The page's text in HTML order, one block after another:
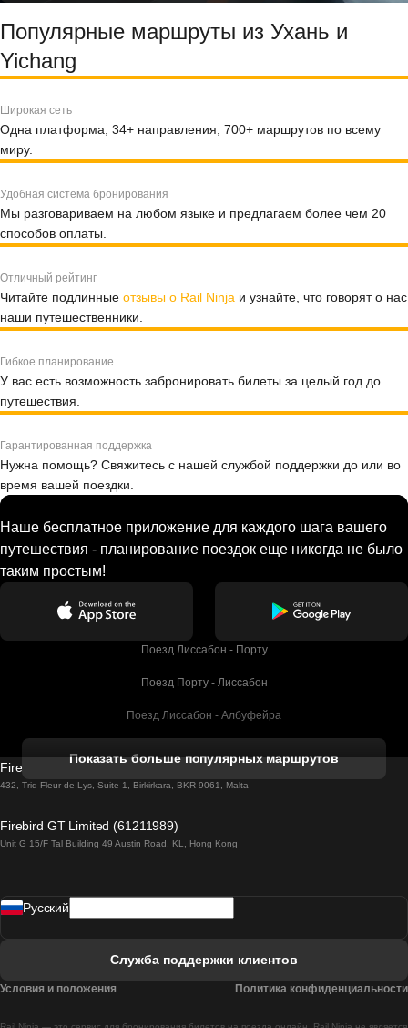
Популярные маршруты из Ухань и
Yichang
Широкая сеть
Одна платформа, 34+ направления, 700+ маршрутов по всему
миру.
Удобная система бронирования
Мы разговариваем на любом языке и предлагаем более чем 20
способов оплаты.
Отличный рейтинг
Читайте подлинные отзывы о Rail Ninja и узнайте, что говорят о нас
наши путешественники.
Гибкое планирование
У вас есть возможность забронировать билеты за целый год до
путешествия.
Гарантированная поддержка
Нужна помощь? Свяжитесь с нашей службой поддержки до или во
время вашей поездки.
Наше бесплатное приложение для каждого шага вашего
путешествия - планирование поездок еще никогда не было
таким простым!
Поезд Лиссабон - Порту
Поезд Порту - Лиссабон
Поезд Лиссабон - Албуфейра
Поезд Лиссабон - Лагос
Поезд Лиссабон - Мадрид
Показать больше популярных маршрутов
Firebird GT Limited (OC 1451)
432, Triq Fleur de Lys, Suite 1, Birkirkara, BKR 9061, Malta
Firebird GT Limited (61211989)
Unit G 15/F Tal Building 49 Austin Road, KL, Hong Kong
Pусский
Служба поддержки клиентов
Условия и положения Политика конфиденциальности